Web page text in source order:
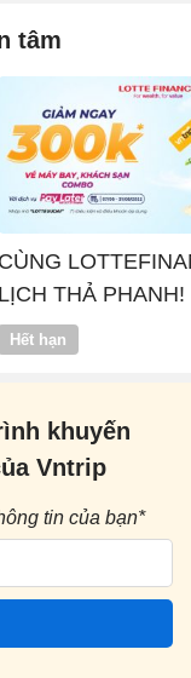
tâm
CÙNG
LỊCH THẢ PHANH!
Hết hạn
khuyến
Vntrip
tin của bạn*